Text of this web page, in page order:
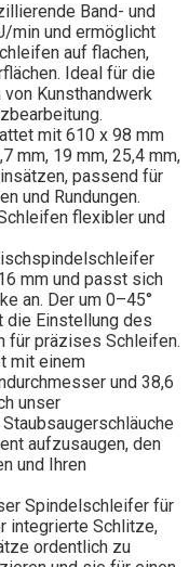
Band- und
min und ermöglicht
auf flachen,
Ideal für die
Kunsthandwerk
mit 610 x 98 mm
mm, 19 mm, 25,4 mm,
passend für
und Rundungen.
flexibler und
mm und passt sich
an. Der um 0–45°
die Einstellung des
für präzises Schleifen.
mit einem
und 38,6
unser
aufzusaugen, den
und Ihren
Spindelschleifer für
integrierte Schlitze,
ordentlich zu